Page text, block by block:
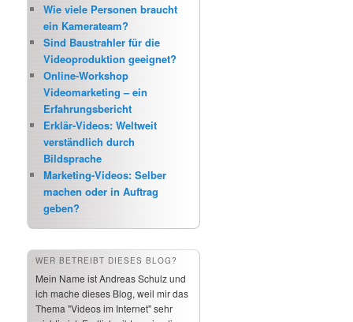
Wie viele Personen braucht
ein Kamerateam?
Sind Baustrahler für die
Videoproduktion geeignet?
Online-Workshop
Videomarketing – ein
Erfahrungsbericht
Erklär-Videos: Weltweit
verständlich durch
Bildsprache
Marketing-Videos: Selber
machen oder in Auftrag
geben?
WER BETREIBT DIESES BLOG?
Mein Name ist Andreas Schulz und
ich mache dieses Blog, weil mir das
Thema "Videos im Internet" sehr